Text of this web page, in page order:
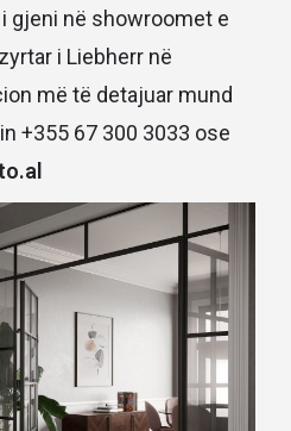
i gjeni në showroomet e
i Liebherr në
më të detajuar mund
+355 67 300 3033 ose